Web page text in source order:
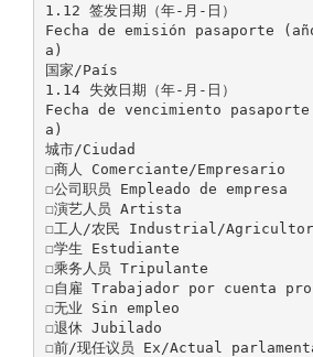
1.12 签发日期（年-月-日）
Fecha de emisión pasaporte
a)
国家/País
1.14 失效日期（年-月-日）
Fecha de vencimiento
a)
城市/Ciudad
☐商人 Comerciante/Empresario
☐公司职员 Empleado de empresa
☐演艺人员 Artista
☐工人/农民 Industrial/Agricultor
☐学生 Estudiante
☐乘务人员 Tripulante
☐自雇 Trabajador por cuenta
☐无业 Sin empleo
☐退休 Jubilado
☐前/现任议员 Ex/Actual